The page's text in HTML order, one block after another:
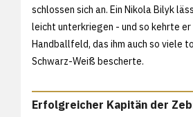
schlossen sich an. Ein Nikola Bilyk
leicht unterkriegen - und so kehrte er
Handballfeld, das ihm auch so viele
Schwarz-Weiß bescherte.
Erfolgreicher Kapitän der